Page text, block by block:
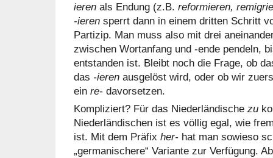
ieren als Endung (z.B. reformieren,
-ieren sperrt dann in einem dritten Schritt
Partizip. Man muss also mit drei
zwischen Wortanfang und -ende pendeln,
entstanden ist. Bleibt noch die Frage, ob
das -ieren ausgelöst wird, oder ob wir
ein re- davorsetzen.
Kompliziert? Für das Niederländische zu
Niederländischen ist es völlig egal, wie
ist. Mit dem Präfix her- hat man sowieso
„germanischere“ Variante zur Verfügung.